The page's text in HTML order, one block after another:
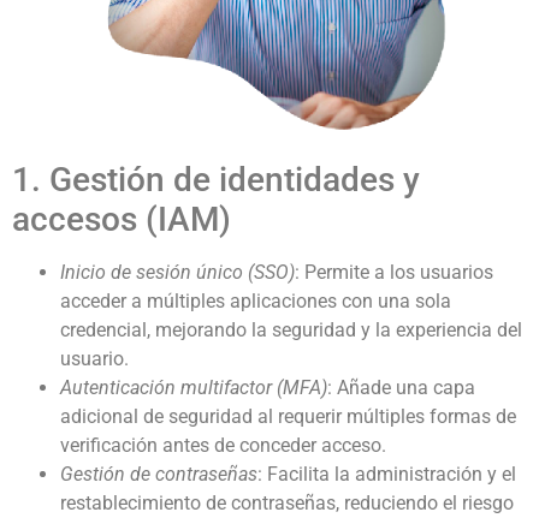
1. Gestión de identidades y
accesos (IAM)
Inicio de sesión único (SSO): Permite a los usuarios
acceder a múltiples aplicaciones con una sola
credencial, mejorando la seguridad y la experiencia del
usuario.
Autenticación multifactor (MFA): Añade una capa
adicional de seguridad al requerir múltiples formas de
verificación antes de conceder acceso.
Gestión de contraseñas: Facilita la administración y el
restablecimiento de contraseñas, reduciendo el riesgo